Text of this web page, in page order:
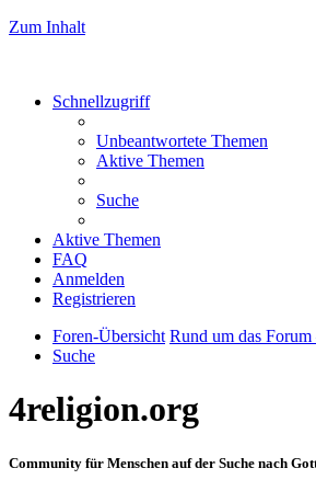
Zum Inhalt
Schnellzugriff
Unbeantwortete Themen
Aktive Themen
Suche
Aktive Themen
FAQ
Anmelden
Registrieren
Foren-Übersicht Rund um das
Suche
4religion.org
Community für Menschen auf der Suche nach